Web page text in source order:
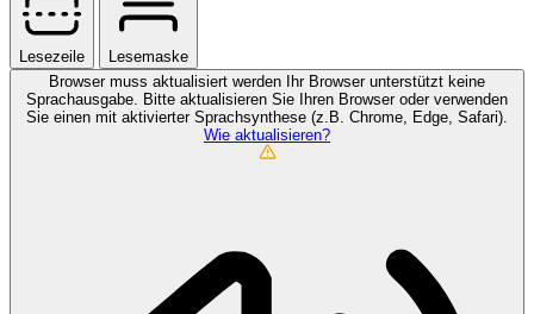
Lesezeile
Lesemaske
Browser muss aktualisiert werden
Ihr Browser unterstützt keine
Sprachausgabe. Bitte aktualisieren Sie Ihren Browser oder verwenden
Sie einen mit aktivierter Sprachsynthese (z.B. Chrome, Edge, Safari).
Wie aktualisieren?